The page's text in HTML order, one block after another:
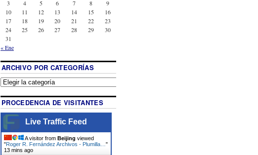
3
4 5 6 7 8
9
10
11 12 13 14 15
16
17
18 19 20 21 22
23
24
25 26 27 28 29
30
31
« Ene
ARCHIVO POR CATEGORÍAS
PROCEDENCIA DE VISITANTES
Live Traffic Feed
A visitor from Beijing viewed
"Roger R. Fernández Archivos - Plumilla… "
13 mins ago